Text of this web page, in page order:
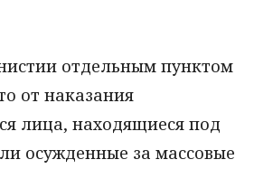
отдельным пунктом
от наказания
лица, находящиеся под
осужденные за массовые